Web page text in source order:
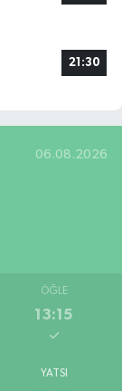
21:30
06.08.2026
ÖĞLE
13:15
YATSI